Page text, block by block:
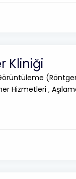
Kliniği
Hizmetleri ,